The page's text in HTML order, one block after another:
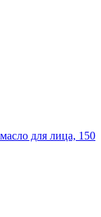
для лица, 150